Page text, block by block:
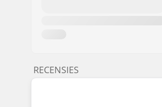
RECENSIES